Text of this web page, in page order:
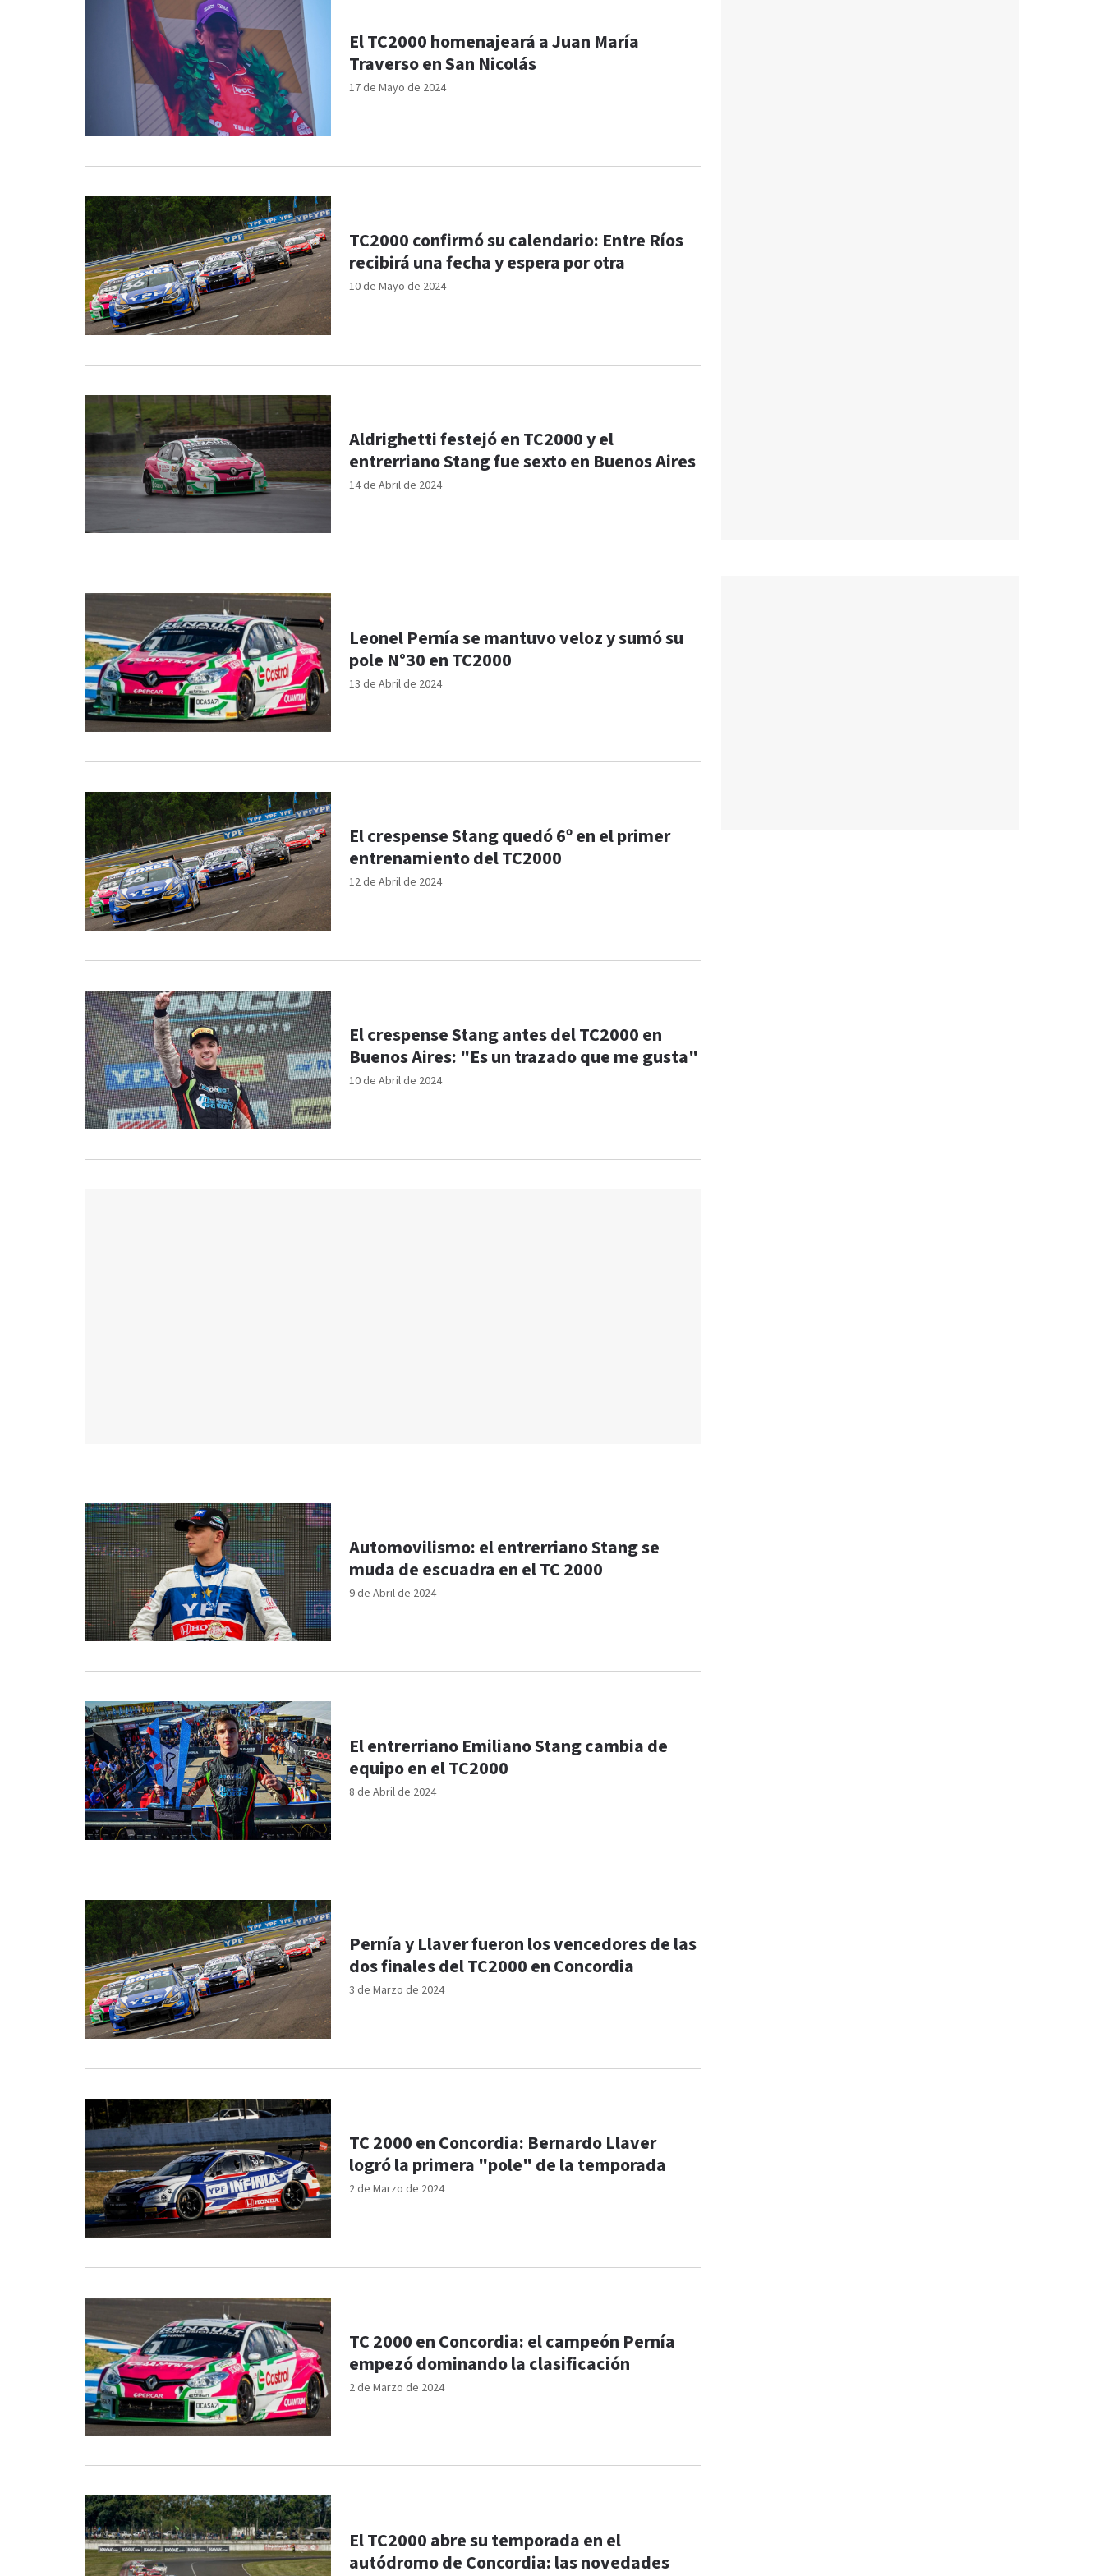
17 de Mayo de 2024
El TC2000 homenajeará a Juan María
Traverso en San Nicolás
10 de Mayo de 2024
TC2000 confirmó su calendario: Entre Ríos
recibirá una fecha y espera por otra
14 de Abril de 2024
Aldrighetti festejó en TC2000 y el
entrerriano Stang fue sexto en Buenos Aires
13 de Abril de 2024
Leonel Pernía se mantuvo veloz y sumó su
pole N°30 en TC2000
12 de Abril de 2024
El crespense Stang quedó 6º en el primer
entrenamiento del TC2000
10 de Abril de 2024
El crespense Stang antes del TC2000 en
Buenos Aires: "Es un trazado que me gusta"
9 de Abril de 2024
Automovilismo: el entrerriano Stang se
muda de escuadra en el TC 2000
8 de Abril de 2024
El entrerriano Emiliano Stang cambia de
equipo en el TC2000
3 de Marzo de 2024
Pernía y Llaver fueron los vencedores de las
dos finales del TC2000 en Concordia
2 de Marzo de 2024
TC 2000 en Concordia: Bernardo Llaver
logró la primera "pole" de la temporada
2 de Marzo de 2024
TC 2000 en Concordia: el campeón Pernía
empezó dominando la clasificación
El TC2000 abre su temporada en el
autódromo de Concordia: las novedades